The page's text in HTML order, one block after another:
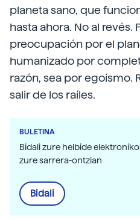
planeta sano, que
hasta ahora. No al revés.
preocupación por el
humanizado por
razón, sea por egoísmo.
salir de los raíles.
BULETINA
Bidali zure helbide
zure sarrera-ontzian
Bidali